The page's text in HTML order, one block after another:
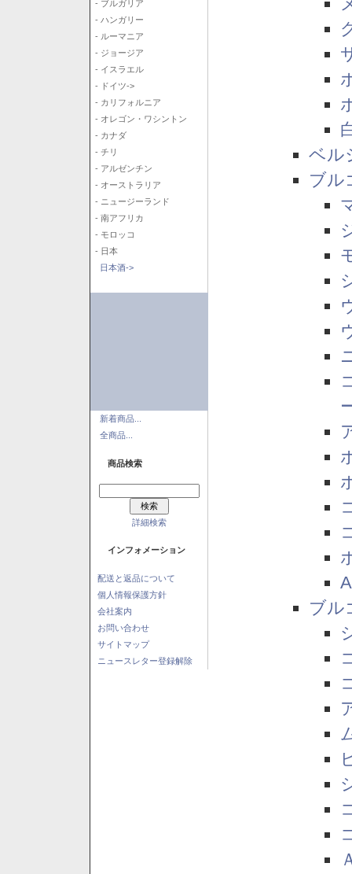
- ブルガリア
- ハンガリー
- ルーマニア
- ジョージア
- イスラエル
- ドイツ->
- カリフォルニア
- オレゴン・ワシントン
- カナダ
- チリ
- アルゼンチン
- オーストラリア
- ニュージーランド
- 南アフリカ
- モロッコ
- 日本
日本酒->
新着商品...
全商品...
商品検索
詳細検索
インフォメーション
配送と返品について
個人情報保護方針
会社案内
お問い合わせ
サイトマップ
ニュースレター登録解除
ベル
ブル
ブル